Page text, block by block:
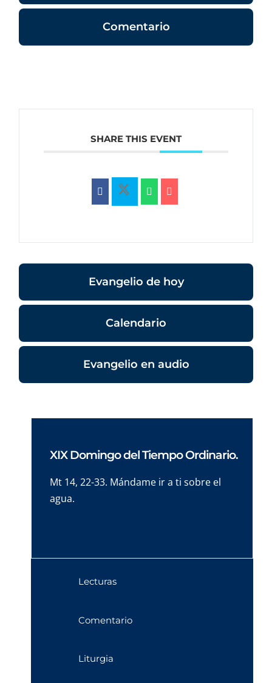
Comentario
SHARE THIS EVENT
Evangelio de hoy
Calendario
Evangelio en audio
XIX Domingo del Tiempo Ordinario.
Mt 14, 22-33. Mándame ir a ti sobre el
agua.
Lecturas
Comentario
Liturgia